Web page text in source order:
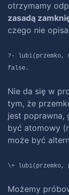
otrzymamy
zasadą
czego nie
?- lubi(przemko,
false.
Nie da się w
tym, że
jest poprawna,
być atomowy
może być
\+ lubi(przemko,
Możemy